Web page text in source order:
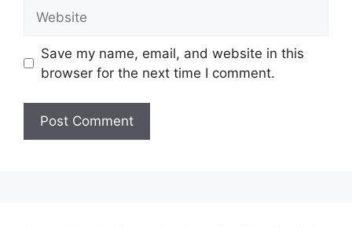
Save my name, email, and website in this
browser for the next time I comment.